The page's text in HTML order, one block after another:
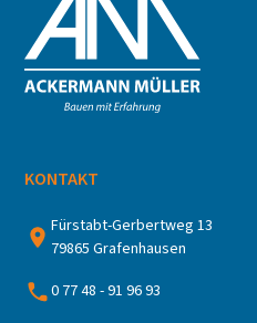
KONTAKT
Fürstabt-Gerbertweg 13
79865 Grafenhausen
0 77 48 - 91 96 93